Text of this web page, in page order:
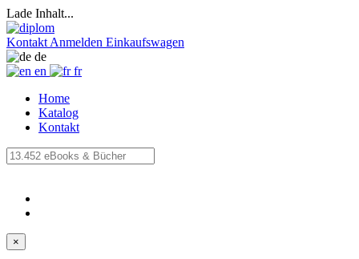
Lade Inhalt...
Kontakt Anmelden Einkaufswagen
de
en
fr
Home
Katalog
Kontakt